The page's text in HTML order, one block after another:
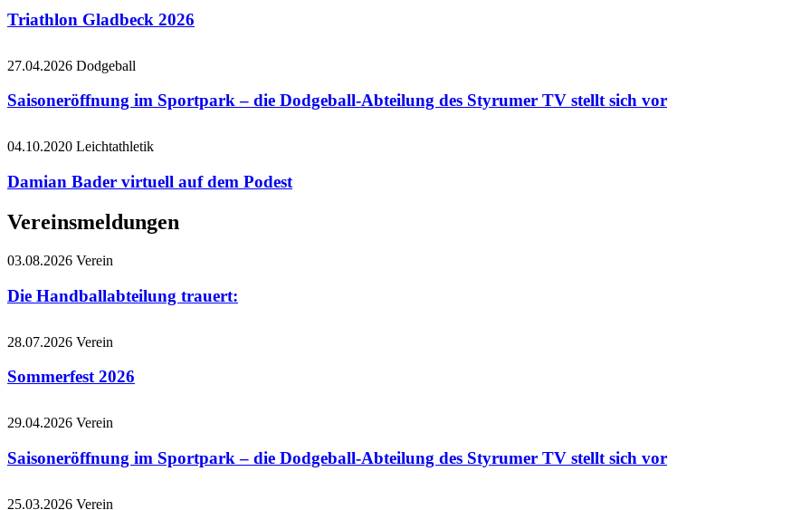
Triathlon Gladbeck 2026
27.04.2026 Dodgeball
Saisoneröffnung im Sportpark – die Dodgeball-Abteilung des Styrumer TV stellt sich vor
04.10.2020 Leichtathletik
Damian Bader virtuell auf dem Podest
Vereinsmeldungen
03.08.2026 Verein
Die Handballabteilung trauert:
28.07.2026 Verein
Sommerfest 2026
29.04.2026 Verein
Saisoneröffnung im Sportpark – die Dodgeball-Abteilung des Styrumer TV stellt sich vor
25.03.2026 Verein